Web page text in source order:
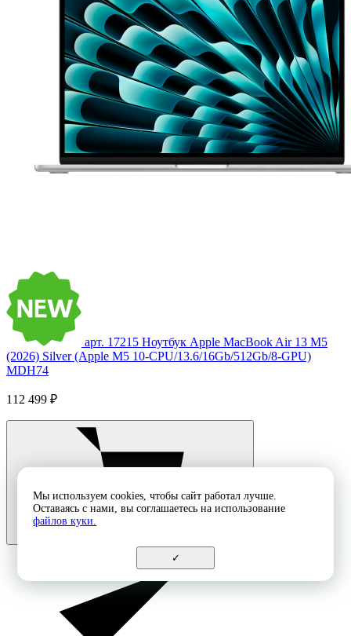
арт. 17215 Ноутбук Apple MacBook Air 13 M5
(2026) Silver (Apple M5 10-CPU/13.6/16Gb/512Gb/8-GPU)
MDH74
112 499 ₽
Мы используем cookies, чтобы сайт работал лучше.
Оставаясь с нами, вы соглашаетесь на использование
файлов куки.
✓